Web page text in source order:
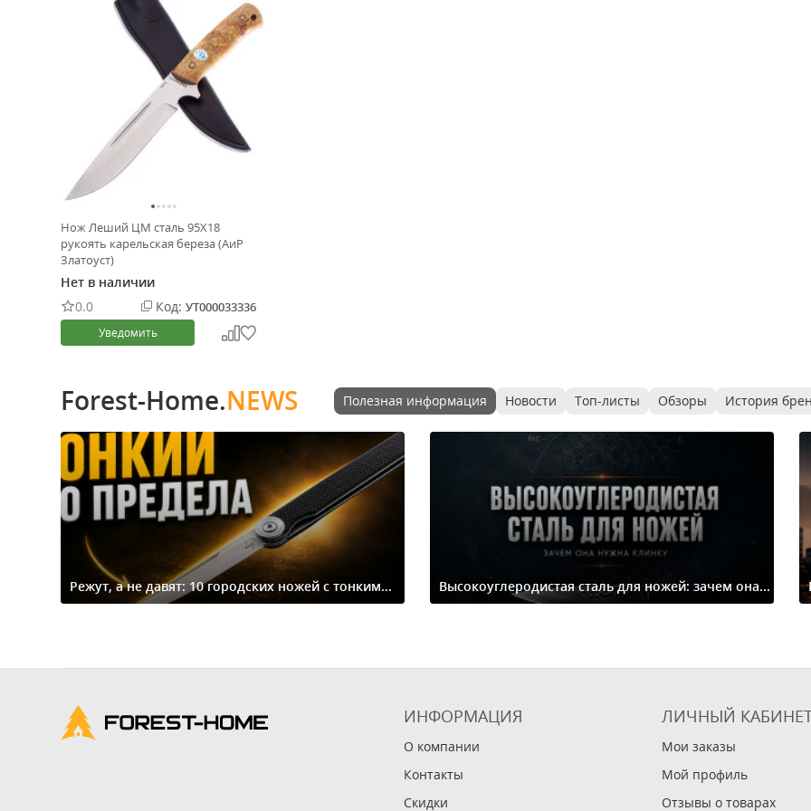
Нож Леший ЦМ сталь 95Х18
рукоять карельская береза (АиР
Златоуст)
Нет в наличии
0.0
Код: УТ000033336
Уведомить
Forest-Home.NEWS Полезная информация Новости Топ-листы Обзоры История
Режут, а не давят: 10 городских ножей с тонким... Высокоуглеродистая сталь для ножей: зачем она...
ИНФОРМАЦИЯ
О компании
Контакты
Скидки
ЛИЧНЫЙ
Мои заказы
Мой профиль
Отзывы о товарах